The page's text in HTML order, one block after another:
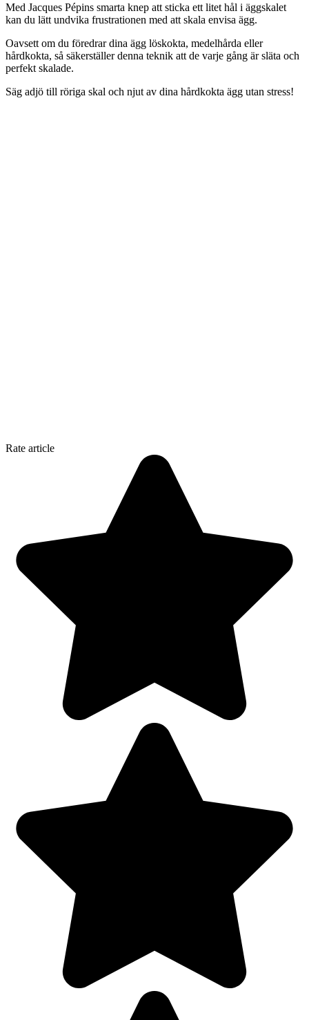
Med Jacques Pépins smarta knep att sticka ett litet hål i äggskalet
kan du lätt undvika frustrationen med att skala envisa ägg.
Oavsett om du föredrar dina ägg löskokta, medelhårda eller
hårdkokta, så säkerställer denna teknik att de varje gång är släta och
perfekt skalade.
Säg adjö till röriga skal och njut av dina hårdkokta ägg utan stress!
Rate article